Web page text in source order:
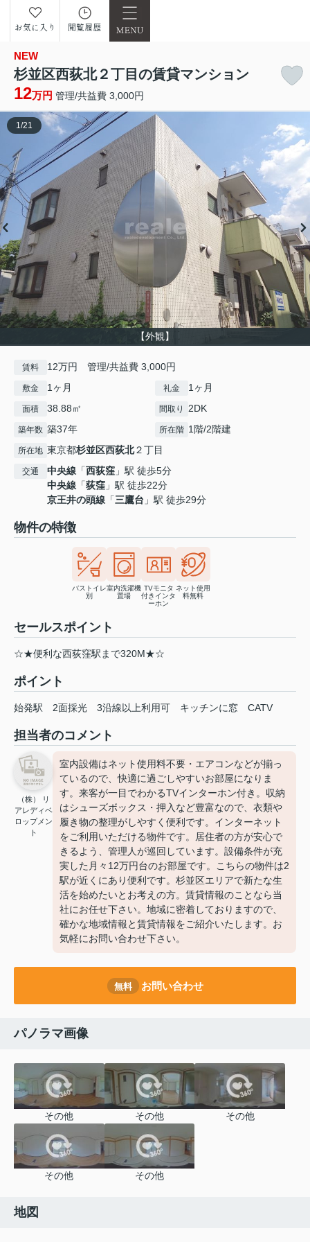
お気に入り 閲覧履歴
NEW
杉並区西荻北２丁目の賃貸マンション
12万円 管理/共益費 3,000円
【外観】
1 /21
賃料 12万円 管理/共益費 3,000円
敷金 1ヶ月 礼金 1ヶ月
面積 38.88㎡ 間取り 2DK
築年数 築37年 所在階 1階/2階建
所在地 東京都杉並区西荻北２丁目
交通 中央線 「西荻窪 」駅 徒歩5分
中央線 「荻窪 」駅 徒歩22分
京王井の頭線 「三鷹台 」駅 徒歩29分
物件の特徴
バストイレ
別
室内洗濯機
置場
TVモニタ
付きインタ
ーホン
ネット使用
料無料
セールスポイント
☆★便利な西荻窪駅まで320M★☆
ポイント
始発駅 2面採光 3沿線以上利用可 キッチンに窓 CATV
担当者のコメント
（株） リ
アレディベ
ロップメン
ト
室内設備はネット使用料不要・エアコンなどが揃っ
ているので、快適に過ごしやすいお部屋になりま
す。来客が一目でわかるTVインターホン付き。収納
はシューズボックス・押入など豊富なので、衣類や
履き物の整理がしやすく便利です。インターネット
をご利用いただける物件です。居住者の方が安心で
きるよう、管理人が巡回しています。設備条件が充
実した月々12万円台のお部屋です。こちらの物件は2
駅が近くにあり便利です。杉並区エリアで新たな生
活を始めたいとお考えの方。賃貸情報のことなら当
社にお任せ下さい。地域に密着しておりますので、
確かな地域情報と賃貸情報をご紹介いたします。お
気軽にお問い合わせ下さい。
無料 お問い合わせ
パノラマ画像
その他 その他 その他
その他 その他
地図